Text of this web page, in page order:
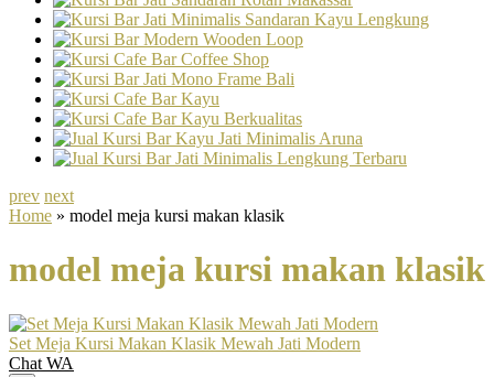
prev next
Home » model meja kursi makan klasik
model meja kursi makan klasik
Set Meja Kursi Makan Klasik Mewah Jati Modern
Chat WA